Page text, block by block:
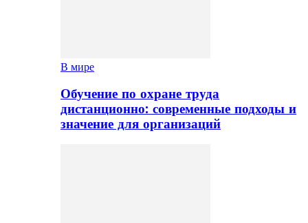
В мире
Обучение по охране труда
дистанционно: современные подходы и
значение для организаций